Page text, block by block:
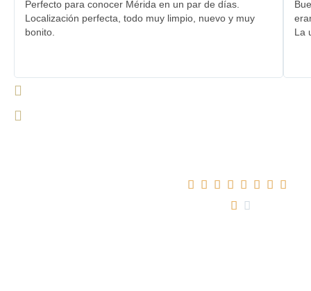
Perfecto para conocer Mérida en un par de días.
Localización perfecta, todo muy limpio, nuevo y muy
bonito.
La
       

